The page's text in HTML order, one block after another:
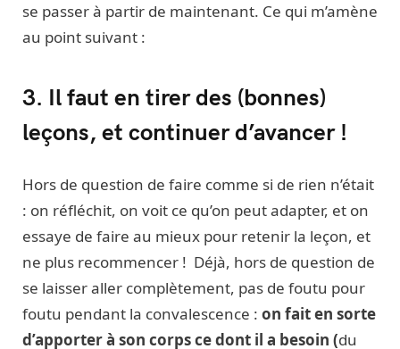
se passer à partir de maintenant. Ce qui m’amène
au point suivant :
3. Il faut en tirer des (bonnes)
leçons, et continuer d’avancer !
Hors de question de faire comme si de rien n’était
: on réfléchit, on voit ce qu’on peut adapter, et on
essaye de faire au mieux pour retenir la leçon, et
ne plus recommencer ! Déjà, hors de question de
se laisser aller complètement, pas de foutu pour
foutu pendant la convalescence : on fait en sorte
d’apporter à son corps ce dont il a besoin (du